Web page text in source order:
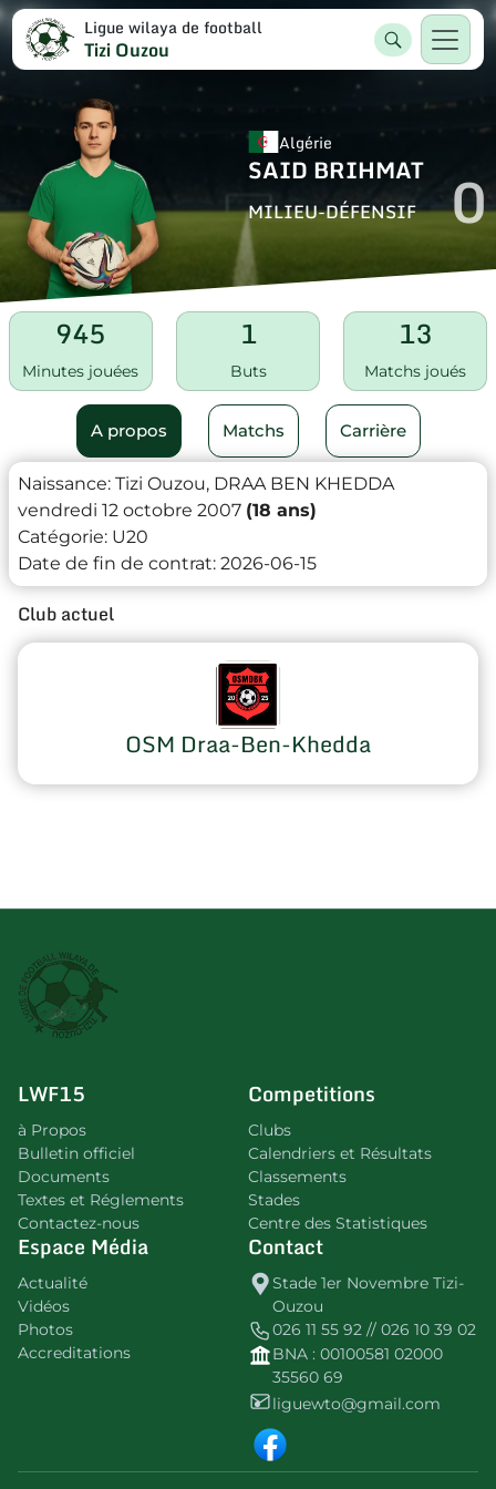
Ligue wilaya de football
Tizi Ouzou
Algérie
SAID BRIHMAT
MILIEU-DÉFENSIF 0
945
Minutes jouées
1
Buts
13
Matchs joués
A propos Matchs Carrière
Naissance: Tizi Ouzou, DRAA BEN KHEDDA
vendredi 12 octobre 2007 (18 ans)
Catégorie: U20
Date de fin de contrat: 2026-06-15
Club actuel
OSM Draa-Ben-Khedda
LWF15
à Propos
Bulletin officiel
Documents
Textes et Réglements
Contactez-nous
Competitions
Clubs
Calendriers et Résultats
Classements
Stades
Centre des Statistiques
Espace Média
Actualité
Vidéos
Photos
Accreditations
Contact
Stade 1er Novembre Tizi-
Ouzou
026 11 55 92 // 026 10 39 02
BNA : 00100581 02000
35560 69
liguewto@gmail.com